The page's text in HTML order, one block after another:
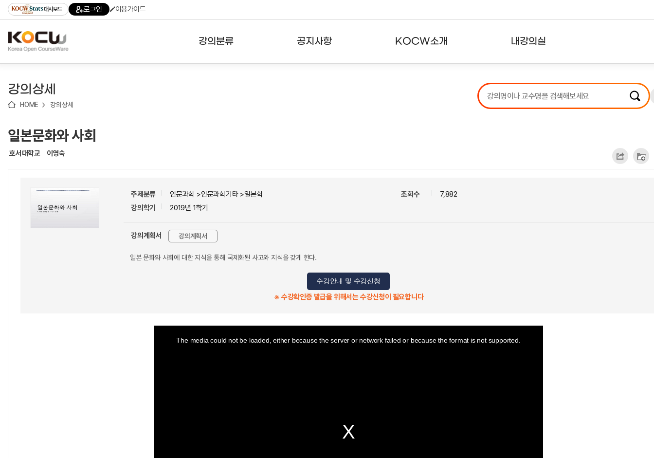
기
기
기
content)
가
대시보드 로그인 이용가이드
강의분류 공지사항 KOCW소개 내강의실
강의리스트
수강확인증강의
강의상세
HOME 강의상세
일본문화와 사회
호서대학교 이영숙
주제분류
인문과학 >인문과학기타 >일본학
강의학기
2019년 1학기
조회수 7,882
강의계획서 강의계획서
일본 문화와 사회에 대한 지식을 통해 국제화된 사고와 지식을 갖게 한다.
수강안내 및 수강신청
※ 수강확인증 발급을 위해서는 수강신청이 필요합니다
The media could not be loaded, either because the server or network failed or because the format is not supported.